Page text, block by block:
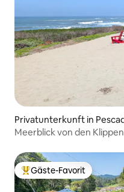
Privatunterkunft in
Meerblick von den
Beliebter Gäste-Favorit.
Gäste-Favorit